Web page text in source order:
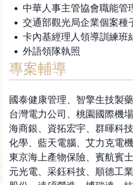
中華人事主管協會職能管
交通部觀光局企業個案種
卡內基經理人領導訓練班
外語領隊執照
專案輔導
國泰健康管理、智擎生技製
台灣電力公司、桃園國際機
海商銀、資拓宏宇、群暉科
化學、藍天電腦、艾力克電
東京海上產物保險、賓航賓
元光電、采鈺科技、順德工